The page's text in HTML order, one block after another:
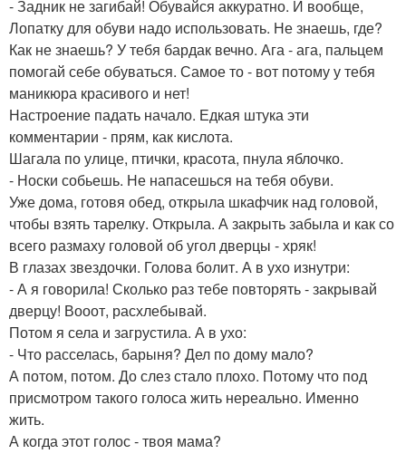
- Задник не загибай! Обувайся аккуратно. И вообще,
Лопатку для обуви надо использовать. Не знаешь, где?
Как не знаешь? У тебя бардак вечно. Ага - ага, пальцем
помогай себе обуваться. Самое то - вот потому у тебя
маникюра красивого и нет!
Настроение падать начало. Едкая штука эти
комментарии - прям, как кислота.
Шагала по улице, птички, красота, пнула яблочко.
- Носки собьешь. Не напасешься на тебя обуви.
Уже дома, готовя обед, открыла шкафчик над головой,
чтобы взять тарелку. Открыла. А закрыть забыла и как со
всего размаху головой об угол дверцы - хряк!
В глазах звездочки. Голова болит. А в ухо изнутри:
- А я говорила! Сколько раз тебе повторять - закрывай
дверцу! Вооот, расхлебывай.
Потом я села и загрустила. А в ухо:
- Что расселась, барыня? Дел по дому мало?
А потом, потом. До слез стало плохо. Потому что под
присмотром такого голоса жить нереально. Именно
жить.
А когда этот голос - твоя мама?